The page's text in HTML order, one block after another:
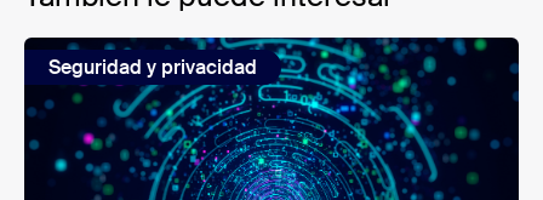
Seguridad y privacidad